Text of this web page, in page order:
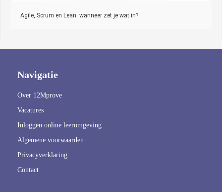
Agile, Scrum en Lean: wanneer zet je wat in?
Navigatie
Over 12Mprove
Vacatures
Inloggen online leeromgeving
Algemene voorwaarden
Privacyverklaring
Contact